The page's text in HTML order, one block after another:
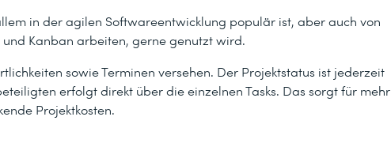
in der agilen Softwareentwicklung populär ist, aber auch von
Kanban arbeiten, gerne genutzt wird.
sowie Terminen versehen. Der Projektstatus ist jederzeit
erfolgt direkt über die einzelnen Tasks. Das sorgt für mehr
Projektkosten.